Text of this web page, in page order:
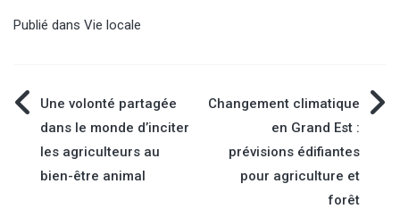
Publié dans Vie locale
Navigation
de
Une volonté partagée
dans le monde d’inciter
les agriculteurs au
bien-être animal
Changement climatique
en Grand Est :
prévisions édifiantes
pour agriculture et
forêt